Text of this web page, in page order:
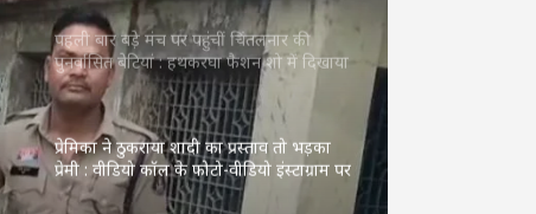
पहली बार बड़े मंच पर पहुंचीं चिंतलनार की
पुनर्वासित बेटियां : हथकरघा फैशन शो में दिखाया
हुनर, मुख्यमंत्री साय ने जमकर सराहा
प्रेमिका ने ठुकराया शादी का प्रस्ताव तो भड़का
प्रेमी : वीडियो कॉल के फोटो-वीडियो इंस्टाग्राम पर
किए वायरल, गिरफ्तार